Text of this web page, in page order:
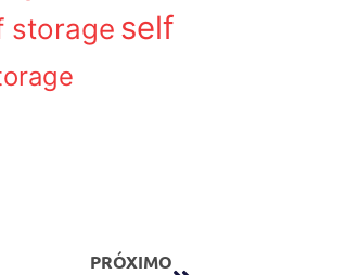
storage self
PRÓXIMO